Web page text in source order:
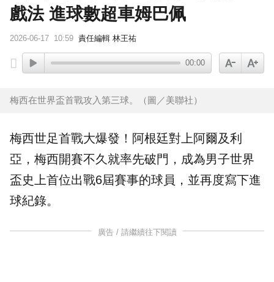
戲法 進球數超車姆巴佩
2026-06-17 10:59 責任編輯 林王祐
00:00
梅西在世界盃首戰攻入第三球。（圖／美聯社）
梅西世足首戰大爆發！ 阿根廷對上阿爾及利
亞，梅西開賽不久就率先破門，成為男子世界
盃史上首位出戰6屆賽事的球員，並再度寫下進
球紀錄。
廣告 / 請繼續往下閱讀